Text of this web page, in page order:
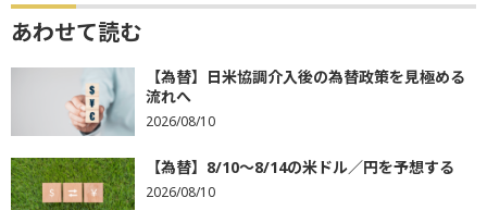
あわせて読む
【為替】日米協調介入後の為替政策を見極める
流れへ
2026/08/10
【為替】8/10～8/14の米ドル／円を予想する
2026/08/10